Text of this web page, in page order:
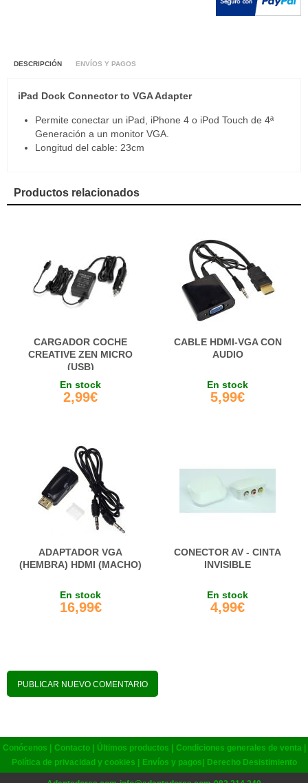
DESCRIPCIÓN ENVÍOS Y PAGOS
iPad Dock Connector to VGA Adapter
Permite conectar un iPad, iPhone 4 o iPod Touch de 4ª
Generación a un monitor VGA.
Longitud del cable: 23cm
Productos relacionados
CARGADOR COCHE
CREATIVE ZEN MICRO
(USB)
En stock
2,99€
CABLE HDMI-VGA CON
AUDIO
En stock
5,99€
ADAPTADOR VGA
(HEMBRA) HDMI (MACHO)
En stock
16,99€
CONECTOR AV - CINTA
INVISIBLE
En stock
4,99€
PUBLICAR NUEVO COMENTARIO
Conócenos Contacto| Últimos productos Condiciones generales de venta|
Política de privacidad y cookies |
Envíos y pagos Derecho Desistimiento